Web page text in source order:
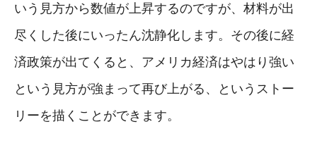
いう見方から数値が上昇するのですが、材料が出
尽くした後にいったん沈静化します。その後に経
済政策が出てくると、アメリカ経済はやはり強い
という見方が強まって再び上がる、というストー
リーを描くことができます。